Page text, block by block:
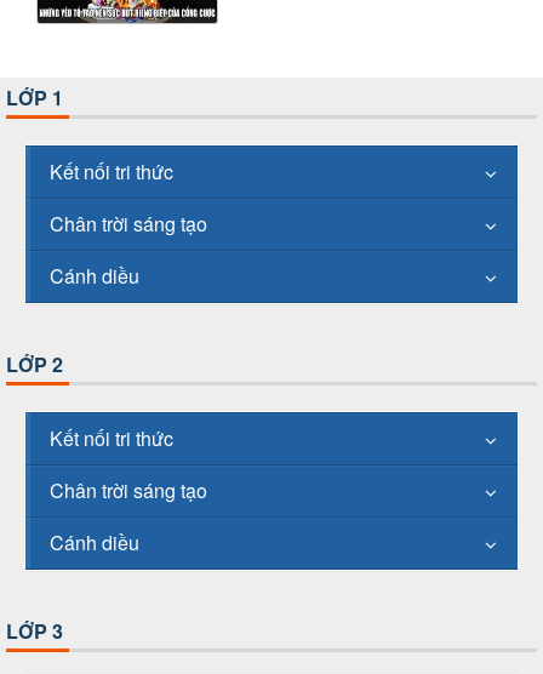
LỚP 1
Kết nối tri thức
Chân trời sáng tạo
Cánh diều
LỚP 2
Kết nối tri thức
Chân trời sáng tạo
Cánh diều
LỚP 3